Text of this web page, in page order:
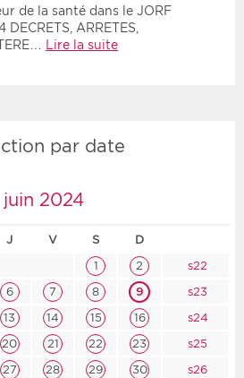
de la santé dans le JORF
ARRETES,
Lire la suite
par date
juin 2024
J V S D
1 2
s22
6 7 8 9
s23
13 14 15 16
s24
20 21 22 23
s25
27 28 29 30 s26